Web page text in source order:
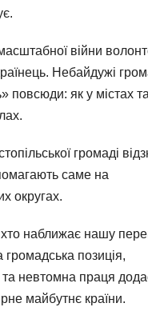
війни
Небайдужі
повсюди: як у містах
громаді
саме на
округах.
наближає нашу
позиція,
та невтомна праця
майбутнє країни.